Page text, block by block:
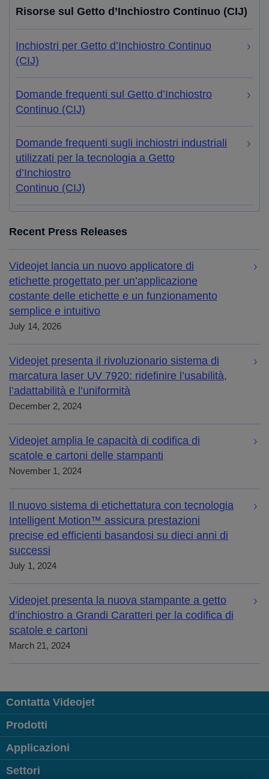
Risorse sul Getto d’Inchiostro Continuo (CIJ)
Inchiostri per Getto d’Inchiostro Continuo
(CIJ)
Domande frequenti sul Getto d’Inchiostro
Continuo (CIJ)
Domande frequenti sugli inchiostri industriali
utilizzati per la tecnologia a Getto
d’Inchiostro
Continuo (CIJ)
Recent Press Releases
Videojet lancia un nuovo applicatore di
etichette progettato per un’applicazione
costante delle etichette e un funzionamento
semplice e intuitivo
July 14, 2026
Videojet presenta il rivoluzionario sistema di
marcatura laser UV 7920: ridefinire l’usabilità,
l’adattabilità e l’uniformità
December 2, 2024
Videojet amplia le capacità di codifica di
scatole e cartoni delle stampanti
November 1, 2024
Il nuovo sistema di etichettatura con tecnologia
Intelligent Motion™ assicura prestazioni
precise ed efficienti basandosi su dieci anni di
successi
July 1, 2024
Videojet presenta la nuova stampante a getto
d’inchiostro a Grandi Caratteri per la codifica di
scatole e cartoni
March 21, 2024
Contatta Videojet
Prodotti
Applicazioni
Settori